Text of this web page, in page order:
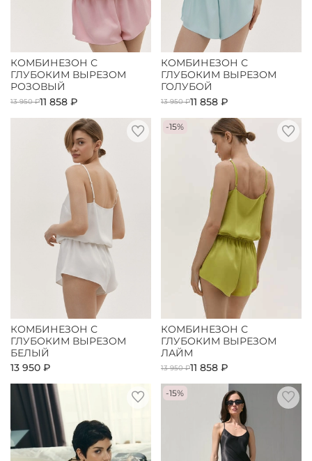
КОМБИНЕЗОН С
ГЛУБОКИМ ВЫРЕЗОМ
РОЗОВЫЙ
13 950 ₽11 858 ₽
КОМБИНЕЗОН С
ГЛУБОКИМ ВЫРЕЗОМ
ГОЛУБОЙ
13 950 ₽11 858 ₽
КОМБИНЕЗОН С
ГЛУБОКИМ ВЫРЕЗОМ
БЕЛЫЙ
13 950 ₽
-15%
КОМБИНЕЗОН С
ГЛУБОКИМ ВЫРЕЗОМ
ЛАЙМ
13 950 ₽11 858 ₽
-15%